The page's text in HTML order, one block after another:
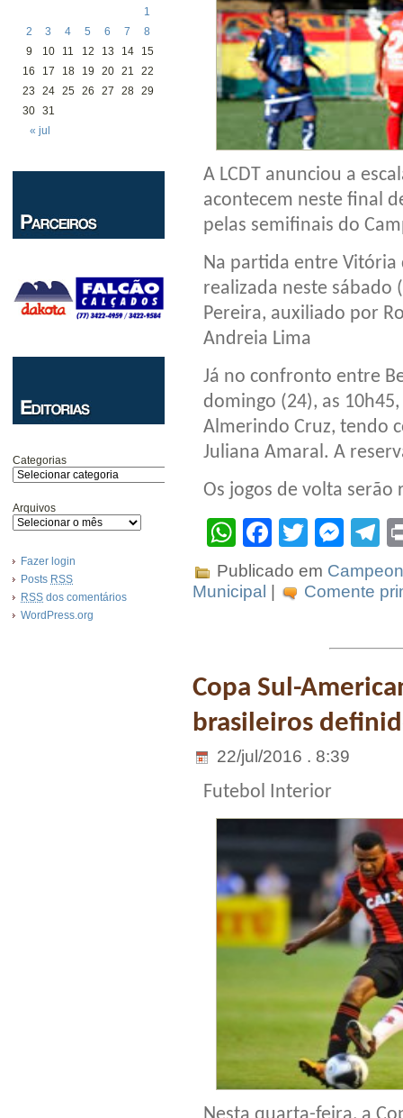
« jul
1
2
3 4 5 6 7
8
9
10 11 12 13 14
15
16
17 18 19 20 21
22
23
24 25 26 27 28 29
30 31
Categorias
Arquivos
Fazer login
Posts RSS
RSS dos comentários
WordPress.org
A LCDT anunciou a
acontecem neste final
pelas semifinais do
Na partida entre Vitória
realizada neste sábado
Pereira, auxiliado por
Andreia Lima
Já no confronto entre
domingo (24), as
Almerindo Cruz, tendo
Juliana Amaral. A
Os jogos de volta
WhatsApp
Facebook
Twitter
Publicado em
Municipal
Comente
Copa Sul-
brasileiros
22/jul/2016 . 8:39
Futebol Interior